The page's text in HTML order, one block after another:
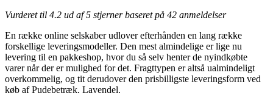
Vurderet til 4.2 ud af 5 stjerner baseret på 42 anmeldelser
En række online selskaber udlover efterhånden en lang række
forskellige leveringsmodeller. Den mest almindelige er lige nu
levering til en pakkeshop, hvor du så selv henter de nyindkøbte
varer når der er mulighed for det. Fragttypen er altså ualmindeligt
overkommelig, og tit derudover den prisbilligste leveringsform ved
køb af Pudebetræk, Lavendel.